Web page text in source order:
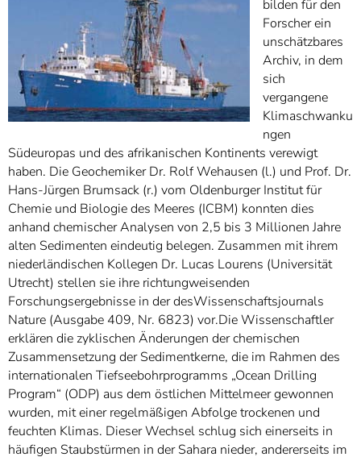
bilden für den
Forscher ein
unschätzbares
Archiv, in dem
sich
vergangene
Klimaschwanku
ngen
Südeuropas und des afrikanischen Kontinents verewigt
haben. Die Geochemiker Dr. Rolf Wehausen (l.) und Prof. Dr.
Hans-Jürgen Brumsack (r.) vom Oldenburger Institut für
Chemie und Biologie des Meeres (ICBM) konnten dies
anhand chemischer Analysen von 2,5 bis 3 Millionen Jahre
alten Sedimenten eindeutig belegen. Zusammen mit ihrem
niederländischen Kollegen Dr. Lucas Lourens (Universität
Utrecht) stellen sie ihre richtungweisenden
Forschungsergebnisse in der desWissenschaftsjournals
Nature (Ausgabe 409, Nr. 6823) vor.Die Wissenschaftler
erklären die zyklischen Änderungen der chemischen
Zusammensetzung der Sedimentkerne, die im Rahmen des
internationalen Tiefseebohrprogramms „Ocean Drilling
Program“ (ODP) aus dem östlichen Mittelmeer gewonnen
wurden, mit einer regelmäßigen Abfolge trockenen und
feuchten Klimas. Dieser Wechsel schlug sich einerseits in
häufigen Staubstürmen in der Sahara nieder, andererseits im